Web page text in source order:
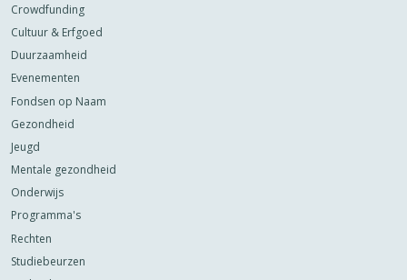
Crowdfunding
Cultuur & Erfgoed
Duurzaamheid
Evenementen
Fondsen op Naam
Gezondheid
Jeugd
Mentale gezondheid
Onderwijs
Programma's
Rechten
Studiebeurzen